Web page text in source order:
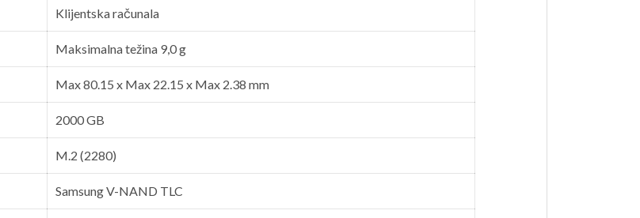
Klijentska računala
Maksimalna težina 9,0 g
Max 80.15 x Max 22.15 x Max 2.38 mm
2000 GB
M.2 (2280)
Samsung V-NAND TLC